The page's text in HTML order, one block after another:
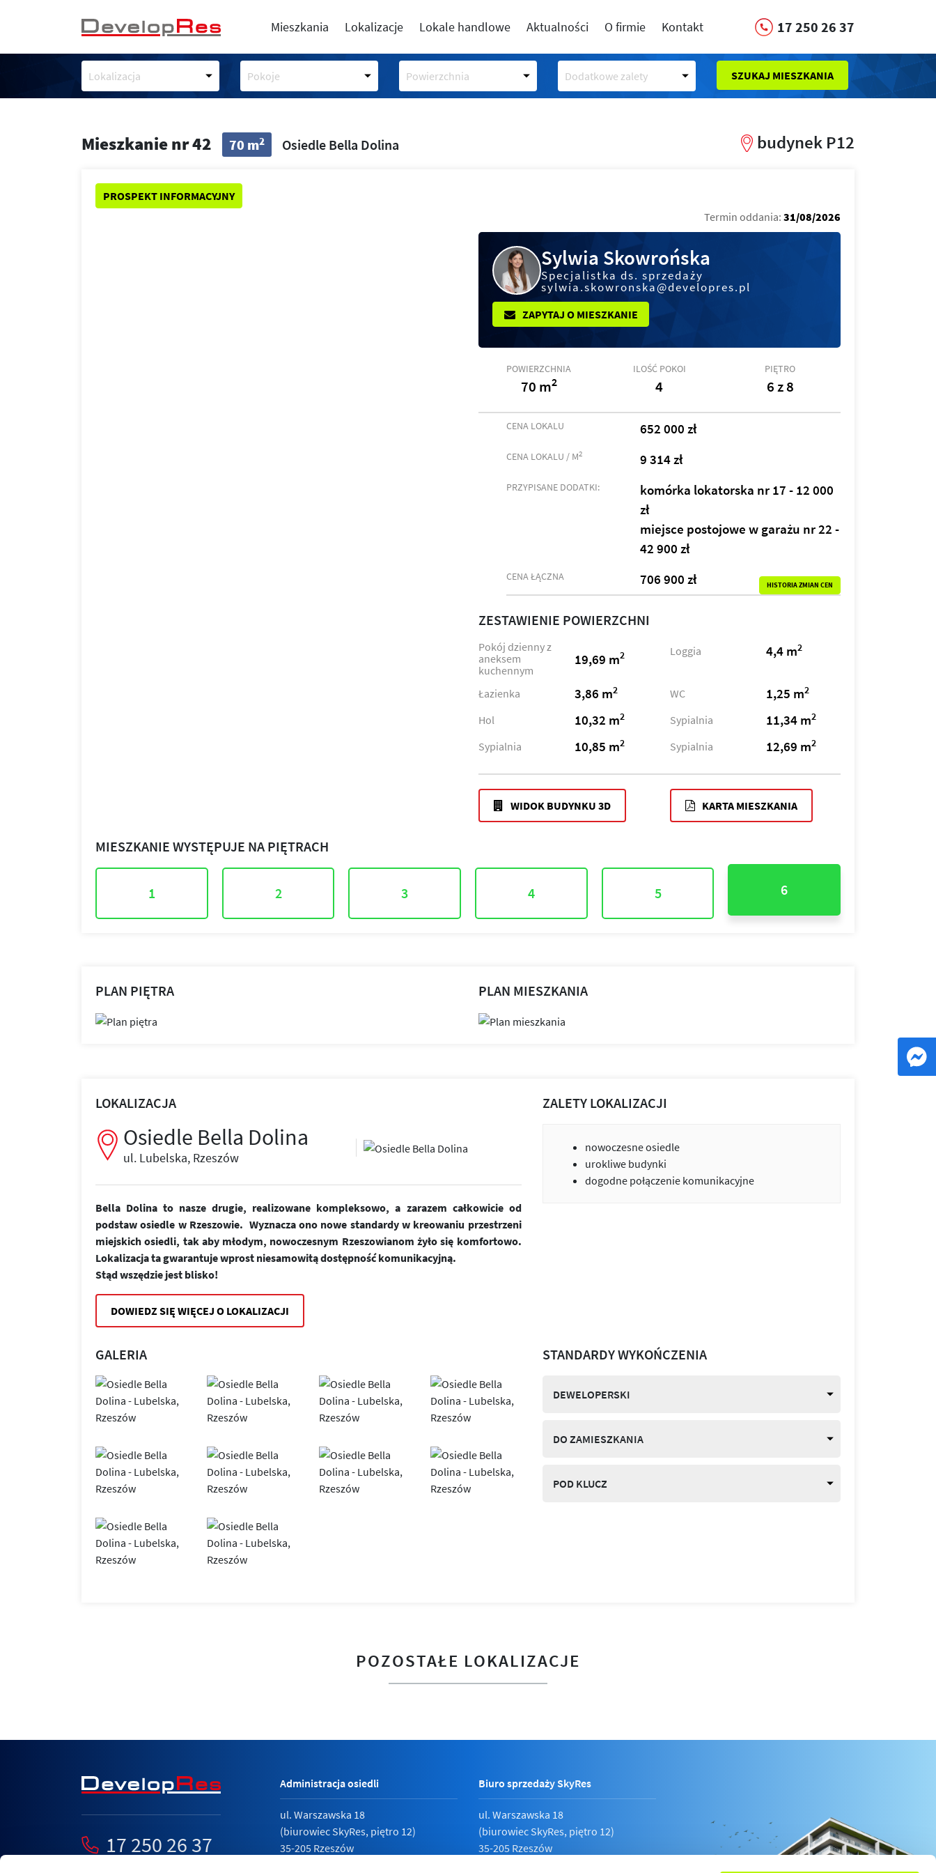
Mieszkania Lokalizacje Lokale handlowe Aktualności O firmie Kontakt 17 250 26 37
Lokalizacja Pokoje Powierzchnia Dodatkowe zalety SZUKAJ MIESZKANIA
Mieszkanie nr 42 70 m2 Osiedle Bella Dolina budynek P12
PROSPEKT INFORMACYJNY
Termin oddania: 31/08/2026
Sylwia Skowrońska
Specjalistka ds. sprzedaży
sylwia.skowronska@developres.pl
ZAPYTAJ O MIESZKANIE
POWIERZCHNIA
70 m2
ILOŚĆ POKOI
4
PIĘTRO
6 z 8
CENA LOKALU 652 000 zł
CENA LOKALU / M2 9 314 zł
PRZYPISANE DODATKI:
komórka lokatorska nr 17 - 12 000
zł
miejsce postojowe w garażu nr 22 -
42 900 zł
CENA ŁĄCZNA 706 900 zł HISTORIA ZMIAN CEN
ZESTAWIENIE POWIERZCHNI
Pokój dzienny z
aneksem
kuchennym
19,69 m2 Loggia 4,4 m2
Łazienka 3,86 m2 WC 1,25 m2
Hol 10,32 m2 Sypialnia 11,34 m2
Sypialnia 10,85 m2 Sypialnia 12,69 m2
WIDOK BUDYNKU 3D KARTA MIESZKANIA
MIESZKANIE WYSTĘPUJE NA PIĘTRACH
1 2 3 4 5 6
PLAN PIĘTRA PLAN MIESZKANIA
LOKALIZACJA
Osiedle Bella Dolina
ul. Lubelska, Rzeszów
Bella Dolina to nasze drugie, realizowane kompleksowo, a zarazem całkowicie od
podstaw osiedle w Rzeszowie. Wyznacza ono nowe standardy w kreowaniu przestrzeni
miejskich osiedli, tak aby młodym, nowoczesnym Rzeszowianom żyło się komfortowo.
Lokalizacja ta gwarantuje wprost niesamowitą dostępność komunikacyjną.
Stąd wszędzie jest blisko!
DOWIEDZ SIĘ WIĘCEJ O LOKALIZACJI
ZALETY LOKALIZACJI
nowoczesne osiedle
urokliwe budynki
dogodne połączenie komunikacyjne
GALERIA STANDARDY WYKOŃCZENIA
DEWELOPERSKI
DO ZAMIESZKANIA
POD KLUCZ
POZOSTAŁE LOKALIZACJE
17 250 26 37
Administracja osiedli
ul. Warszawska 18
(biurowiec SkyRes, piętro 12)
35-205 Rzeszów
Biuro sprzedaży SkyRes
ul. Warszawska 18
(biurowiec SkyRes, piętro 12)
35-205 Rzeszów